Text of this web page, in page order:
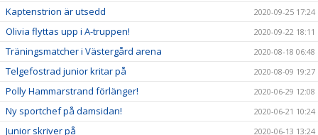
Kaptenstrion är utsedd 2020-09-25 17:24
Olivia flyttas upp i A-truppen! 2020-09-22 18:11
Träningsmatcher i Västergård arena 2020-08-18 06:48
Telgefostrad junior kritar på 2020-08-09 19:27
Polly Hammarstrand förlänger! 2020-06-29 12:08
Ny sportchef på damsidan! 2020-06-21 10:24
Junior skriver på 2020-06-13 13:24